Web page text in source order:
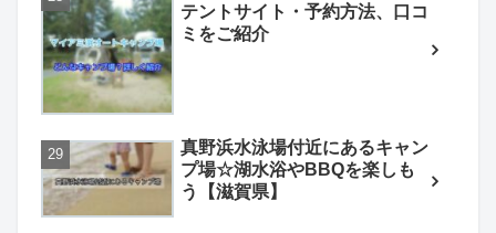
テントサイト・予約方法、口コ
ミをご紹介
真野浜水泳場付近にあるキャン
プ場☆湖水浴やBBQを楽しも
う【滋賀県】